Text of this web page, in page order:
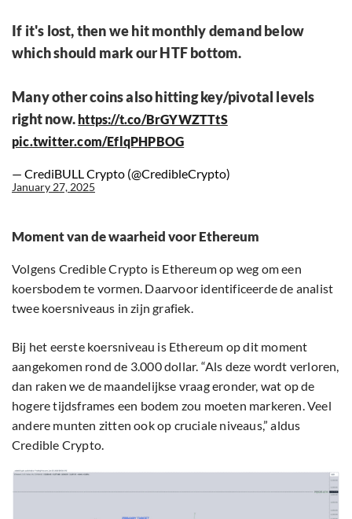
If it's lost, then we hit monthly demand below
which should mark our HTF bottom.
Many other coins also hitting key/pivotal levels
right now. https://t.co/BrGYWZTTtS
pic.twitter.com/EflqPHPBOG
— CrediBULL Crypto (@CredibleCrypto)
January 27, 2025
Moment van de waarheid voor Ethereum
Volgens Credible Crypto is Ethereum op weg om een
koersbodem te vormen. Daarvoor identificeerde de analist
twee koersniveaus in zijn grafiek.
Bij het eerste koersniveau is Ethereum op dit moment
aangekomen rond de 3.000 dollar. “Als deze wordt verloren,
dan raken we de maandelijkse vraag eronder, wat op de
hogere tijdsframes een bodem zou moeten markeren. Veel
andere munten zitten ook op cruciale niveaus,” aldus
Credible Crypto.